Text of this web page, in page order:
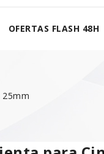
OFERTAS FLASH 48H
25mm